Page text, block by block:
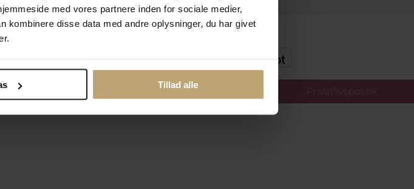
med vores partnere inden for sociale medier,
kombinere disse data med andre oplysninger, du har givet
Tillad alle
Sikker Og Tryg E-Handel
Ændr cookie-indstillinger Privatlivspolitik